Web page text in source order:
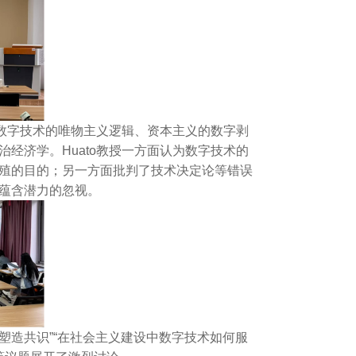
技术的唯物主义逻辑、资本主义的数字剥
经济学。Huato教授一方面认为数字技术的
的目的；另一方面批判了技术决定论等错误
含潜力的忽视。
共识”“在社会主义建设中数字技术如何服